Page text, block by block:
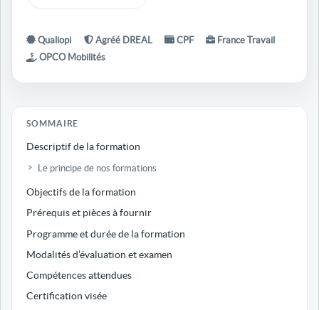
Qualiopi Agréé DREAL CPF
France Travail
OPCO Mobilités
SOMMAIRE
Descriptif de la formation
Le principe de nos formations
Objectifs de la formation
Prérequis et pièces à fournir
Programme et durée de la formation
Modalités d’évaluation et examen
Compétences attendues
Certification visée